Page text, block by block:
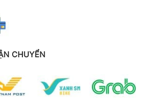
CHUYỂN